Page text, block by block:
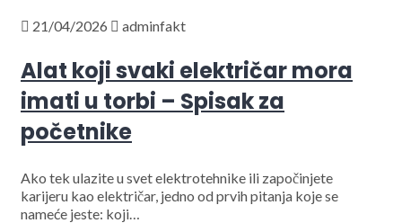
21/04/2026 adminfakt
Alat koji svaki električar mora
imati u torbi – Spisak za
početnike
Ako tek ulazite u svet elektrotehnike ili započinjete
karijeru kao električar, jedno od prvih pitanja koje se
nameće jeste: koji…